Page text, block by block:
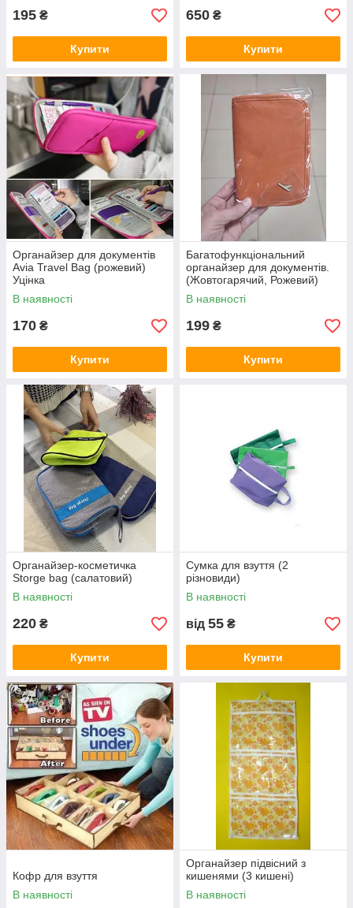
195 ₴
Купити
650 ₴
Купити
Органайзер для документів
Avia Travel Bag (рожевий)
Уцінка
В наявності
170 ₴
Купити
Багатофункціональний
органайзер для документів.
(Жовтогарячий, Рожевий)
В наявності
199 ₴
Купити
Органайзер-косметичка
Storge bag (салатовий)
В наявності
220 ₴
Купити
Сумка для взуття (2
різновиди)
В наявності
від 55 ₴
Купити
Кофр для взуття
В наявності
Органайзер підвісний з
кишенями (3 кишені)
В наявності